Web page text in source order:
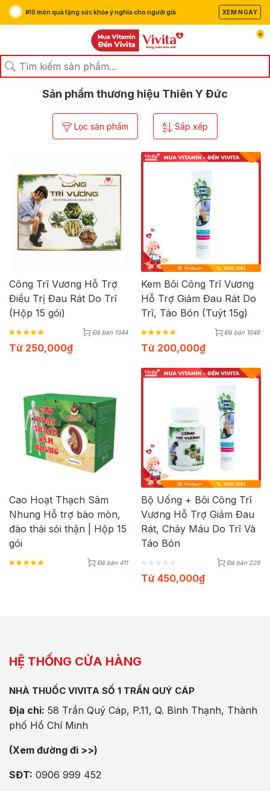
#10 món quà tặng sức khỏe ý nghĩa cho người già XEM NGAY
0
Trang chủ/Thương hiệu/
Sản phẩm thương hiệu Thiên Y Đức
Lọc sản phẩm Sắp xếp
Công Trĩ Vương Hỗ Trợ
Điều Trị Đau Rát Do Trĩ
(Hộp 15 gói)
Đã bán 1344
Từ 250,000₫
Kem Bôi Công Trĩ Vương
Hỗ Trợ Giảm Đau Rát Do
Trĩ, Táo Bón (Tuýt 15g)
Đã bán 1048
Từ 200,000₫
Cao Hoạt Thạch Sâm
Nhung Hỗ trợ bào mòn,
đào thải sỏi thận | Hộp 15
gói
Đã bán 411
Bộ Uống + Bôi Công Trĩ
Vương Hỗ Trợ Giảm Đau
Rát, Chảy Máu Do Trĩ Và
Táo Bón
Đã bán 229
Từ 450,000₫
HỆ THỐNG CỬA HÀNG
NHÀ THUỐC VIVITA SỐ 1 TRẦN QUÝ CÁP
Địa chỉ: 58 Trần Quý Cáp, P.11, Q. Bình Thạnh, Thành
phố Hồ Chí Minh
(Xem đường đi >>)
SĐT: 0906 999 452